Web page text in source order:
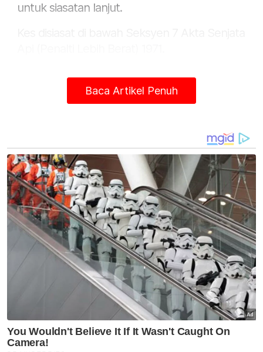
untuk siasatan lanjut.
Artikel Berkaitan:
Kejadian tembak: Polis tahan 2 lelaki termasuk warga
asing, buru dua lagi suspek
'Pujuk mak nak kahwin sampai berguling tepi jalan'
Tiada keperluan tukar nama George Town kepada
Muat turun aplikasi Sinar Harian.Klik di sini!
Baca Artikel Penuh